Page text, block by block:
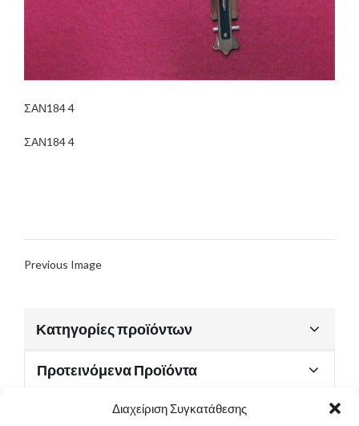
Διαχείριση Συγκατάθεσης
ΣΑΝ184 4
ΣΑΝ184 4
Previous Image
Κατηγορίες προϊόντων
Προτεινόμενα Προϊόντα